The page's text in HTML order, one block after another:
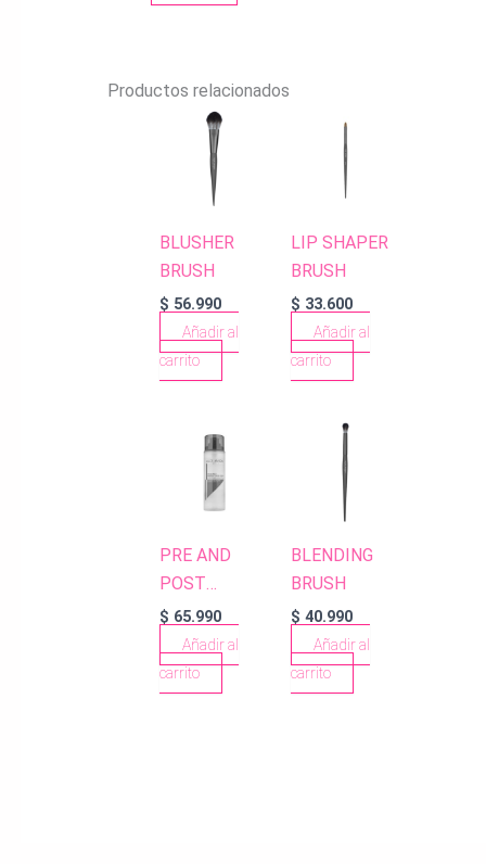
Productos relacionados
BLUSHER
BRUSH
$ 56.990
Añadir al
carrito
LIP SHAPER
BRUSH
$ 33.600
Añadir al
carrito
PRE AND
POST
MAKEUP
FIXING
SPRAY
$ 65.990
Añadir al
carrito
BLENDING
BRUSH
$ 40.990
Añadir al
carrito